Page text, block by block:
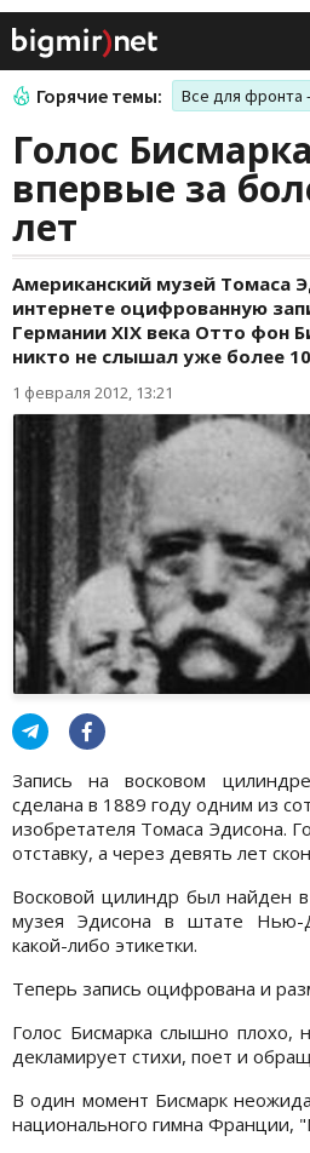
Горячие темы: Все для фронта
Голос
впервые за
лет
Американский музей Томаса
интернете оцифрованную
Германии XIX века Отто фон
никто не слышал уже более
1 февраля 2012, 13:21
Запись на восковом
сделана в 1889 году одним из
изобретателя Томаса Эдисона.
отставку, а через девять лет
Восковой цилиндр был найден
музея Эдисона в штате Нью-
какой-либо этикетки.
Теперь запись оцифрована и
Голос Бисмарка слышно плохо,
декламирует стихи, поет и
В один момент Бисмарк
национального гимна Франции,